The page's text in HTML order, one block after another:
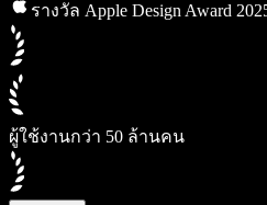
รางวัล Apple Design Award
ผู้ใช้งานกว่า 50 ล้านคน